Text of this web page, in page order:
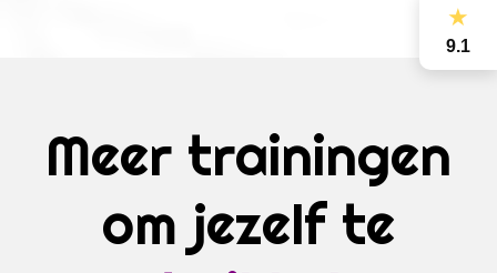
Meer trainingen
om jezelf te
★
9.1